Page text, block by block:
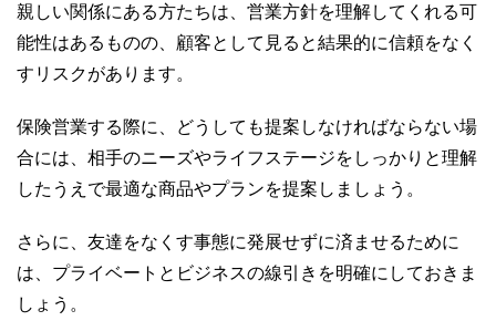
親しい関係にある方たちは、営業方針を理解してくれる可
能性はあるものの、顧客として見ると結果的に信頼をなく
すリスクがあります。
保険営業する際に、どうしても提案しなければならない場
合には、相手のニーズやライフステージをしっかりと理解
したうえで最適な商品やプランを提案しましょう。
さらに、友達をなくす事態に発展せずに済ませるために
は、プライベートとビジネスの線引きを明確にしておきま
しょう。